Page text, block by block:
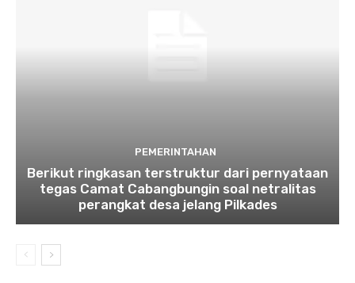
PEMERINTAHAN
Berikut ringkasan terstruktur dari pernyataan
tegas Camat Cabangbungin soal netralitas
perangkat desa jelang Pilkades